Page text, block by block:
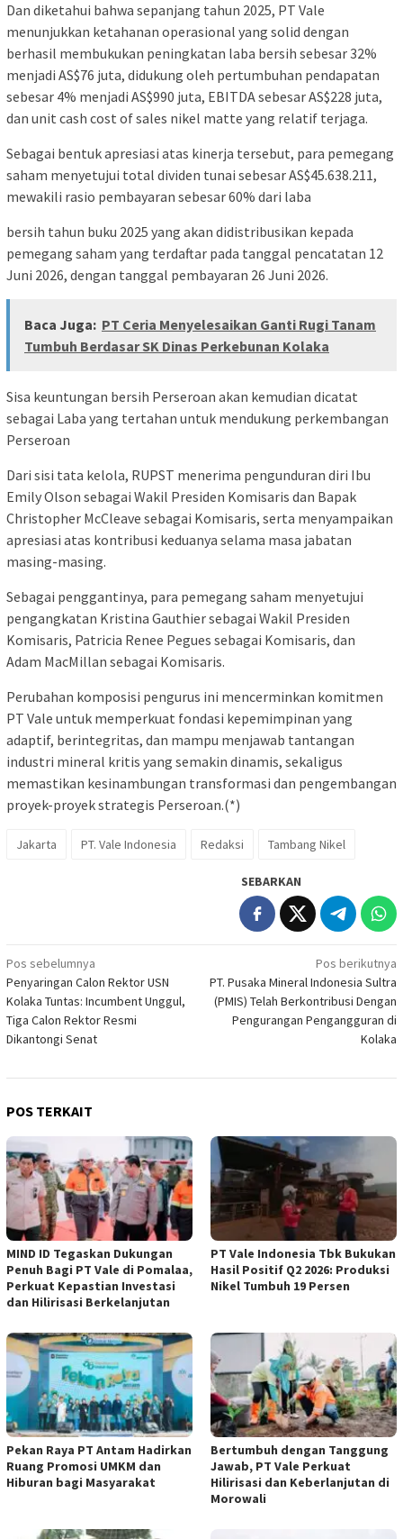
Dan diketahui bahwa sepanjang tahun 2025, PT Vale
menunjukkan ketahanan operasional yang solid dengan
berhasil membukukan peningkatan laba bersih sebesar 32%
menjadi AS$76 juta, didukung oleh pertumbuhan pendapatan
sebesar 4% menjadi AS$990 juta, EBITDA sebesar AS$228 juta,
dan unit cash cost of sales nikel matte yang relatif terjaga.
Sebagai bentuk apresiasi atas kinerja tersebut, para pemegang
saham menyetujui total dividen tunai sebesar AS$45.638.211,
mewakili rasio pembayaran sebesar 60% dari laba
bersih tahun buku 2025 yang akan didistribusikan kepada
pemegang saham yang terdaftar pada tanggal pencatatan 12
Juni 2026, dengan tanggal pembayaran 26 Juni 2026.
Baca Juga: PT Ceria Menyelesaikan Ganti Rugi Tanam
Tumbuh Berdasar SK Dinas Perkebunan Kolaka
Sisa keuntungan bersih Perseroan akan kemudian dicatat
sebagai Laba yang tertahan untuk mendukung perkembangan
Perseroan
Dari sisi tata kelola, RUPST menerima pengunduran diri Ibu
Emily Olson sebagai Wakil Presiden Komisaris dan Bapak
Christopher McCleave sebagai Komisaris, serta menyampaikan
apresiasi atas kontribusi keduanya selama masa jabatan
masing-masing.
Sebagai penggantinya, para pemegang saham menyetujui
pengangkatan Kristina Gauthier sebagai Wakil Presiden
Komisaris, Patricia Renee Pegues sebagai Komisaris, dan
Adam MacMillan sebagai Komisaris.
Perubahan komposisi pengurus ini mencerminkan komitmen
PT Vale untuk memperkuat fondasi kepemimpinan yang
adaptif, berintegritas, dan mampu menjawab tantangan
industri mineral kritis yang semakin dinamis, sekaligus
memastikan kesinambungan transformasi dan pengembangan
proyek-proyek strategis Perseroan.(*)
Jakarta PT. Vale Indonesia Redaksi Tambang Nikel
SEBARKAN
Navigasi
pos
Pos sebelumnya
Penyaringan Calon Rektor USN
Kolaka Tuntas: Incumbent Unggul,
Tiga Calon Rektor Resmi
Dikantongi Senat
Pos berikutnya
PT. Pusaka Mineral Indonesia Sultra
(PMIS) Telah Berkontribusi Dengan
Pengurangan Pengangguran di
Kolaka
POS TERKAIT
MIND ID Tegaskan Dukungan
Penuh Bagi PT Vale di Pomalaa,
Perkuat Kepastian Investasi
dan Hilirisasi Berkelanjutan
PT Vale Indonesia Tbk Bukukan
Hasil Positif Q2 2026: Produksi
Nikel Tumbuh 19 Persen
Pekan Raya PT Antam Hadirkan
Ruang Promosi UMKM dan
Hiburan bagi Masyarakat
Bertumbuh dengan Tanggung
Jawab, PT Vale Perkuat
Hilirisasi dan Keberlanjutan di
Morowali